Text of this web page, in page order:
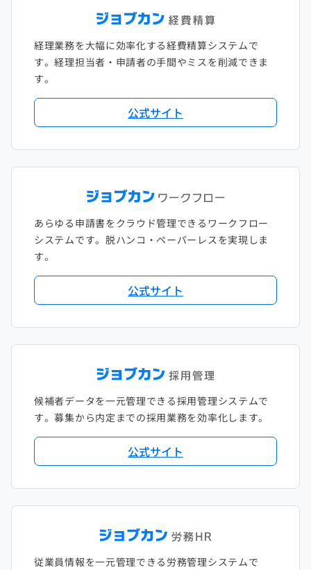
経理業務を大幅に効率化する経費精算システムで
す。経理担当者・申請者の手間やミスを削減できま
す。
公式サイト
あらゆる申請書をクラウド管理できるワークフロー
システムです。脱ハンコ・ペーパーレスを実現しま
す。
公式サイト
候補者データを一元管理できる採用管理システムで
す。募集から内定までの採用業務を効率化します。
公式サイト
従業員情報を一元管理できる労務管理システムで